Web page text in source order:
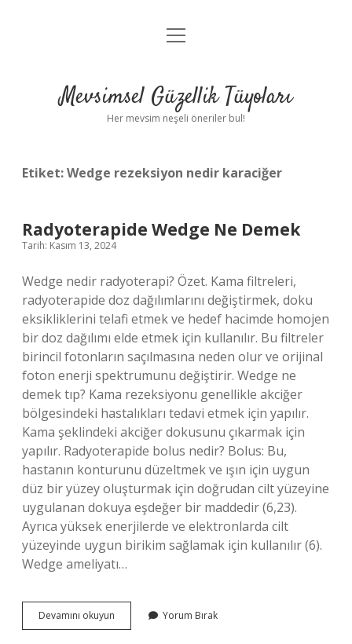
Anasayfa
Yasal Uyarı
menüyü
Mevsimsel Güzellik Tüyoları
Her mevsim neşeli öneriler bul!
Etiket:Wedge rezeksiyon nedir karaciğer
Radyoterapide Wedge Ne Demek
Tarih: Kasım 13, 2024
Wedge nedir radyoterapi? Özet. Kama filtreleri,
radyoterapide doz dağılımlarını değiştirmek, doku
eksikliklerini telafi etmek ve hedef hacimde homojen
bir doz dağılımı elde etmek için kullanılır. Bu filtreler
birincil fotonların saçılmasına neden olur ve orijinal
foton enerji spektrumunu değiştirir. Wedge ne
demek tıp? Kama rezeksiyonu genellikle akciğer
bölgesindeki hastalıkları tedavi etmek için yapılır.
Kama şeklindeki akciğer dokusunu çıkarmak için
yapılır. Radyoterapide bolus nedir? Bolus: Bu,
hastanın konturunu düzeltmek ve ışın için uygun
düz bir yüzey oluşturmak için doğrudan cilt yüzeyine
uygulanan dokuya eşdeğer bir maddedir (6,23).
Ayrıca yüksek enerjilerde ve elektronlarda cilt
yüzeyinde uygun birikim sağlamak için kullanılır (6).
Wedge ameliyatı…
Devamını okuyun Radyoterapide
Wedge
Yorum Bırak